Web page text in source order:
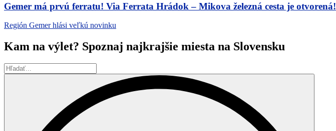
Gemer má prvú ferratu! Via Ferrata Hrádok – Mikova železná cesta je otvorená!
Región Gemer hlási veľkú novinku
Kam na výlet? Spoznaj najkrajšie miesta na Slovensku